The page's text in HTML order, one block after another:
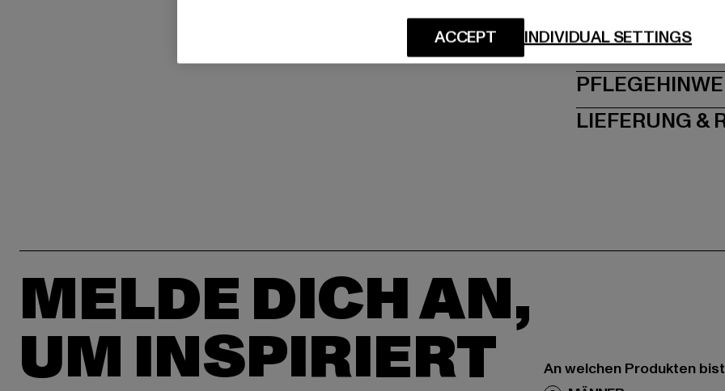
GRÖSSE
LIEFERUNG &
MELDE DICH AN,
UM INSPIRIERT
An welchen Produkten
INDIVIDUAL SETTINGS
ACCEPT